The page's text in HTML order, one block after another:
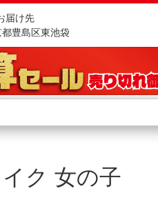
届け先
都豊島区東池袋
覧からさがす
イク 女の子